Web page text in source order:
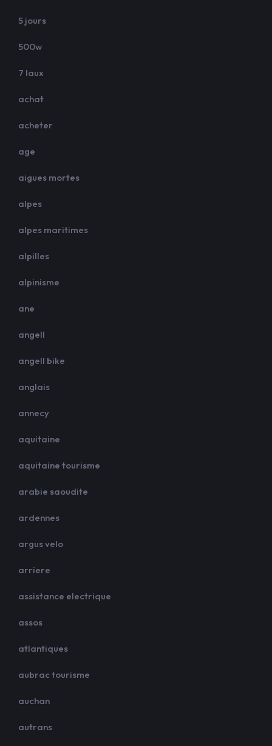
5 jours
500w
7 laux
achat
acheter
age
aigues mortes
alpes
alpes maritimes
alpilles
alpinisme
ane
angell
angell bike
anglais
annecy
aquitaine
aquitaine tourisme
arabie saoudite
ardennes
argus velo
arriere
assistance electrique
assos
atlantiques
aubrac tourisme
auchan
autrans